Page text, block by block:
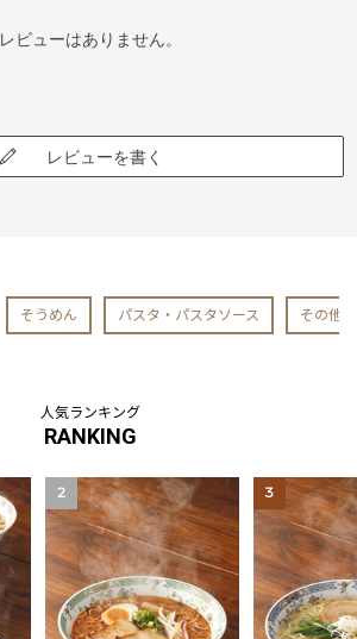
レビューはありません。
レビューを書く
そうめん パスタ・パスタソース その他
人気ランキング
RANKING
2 3